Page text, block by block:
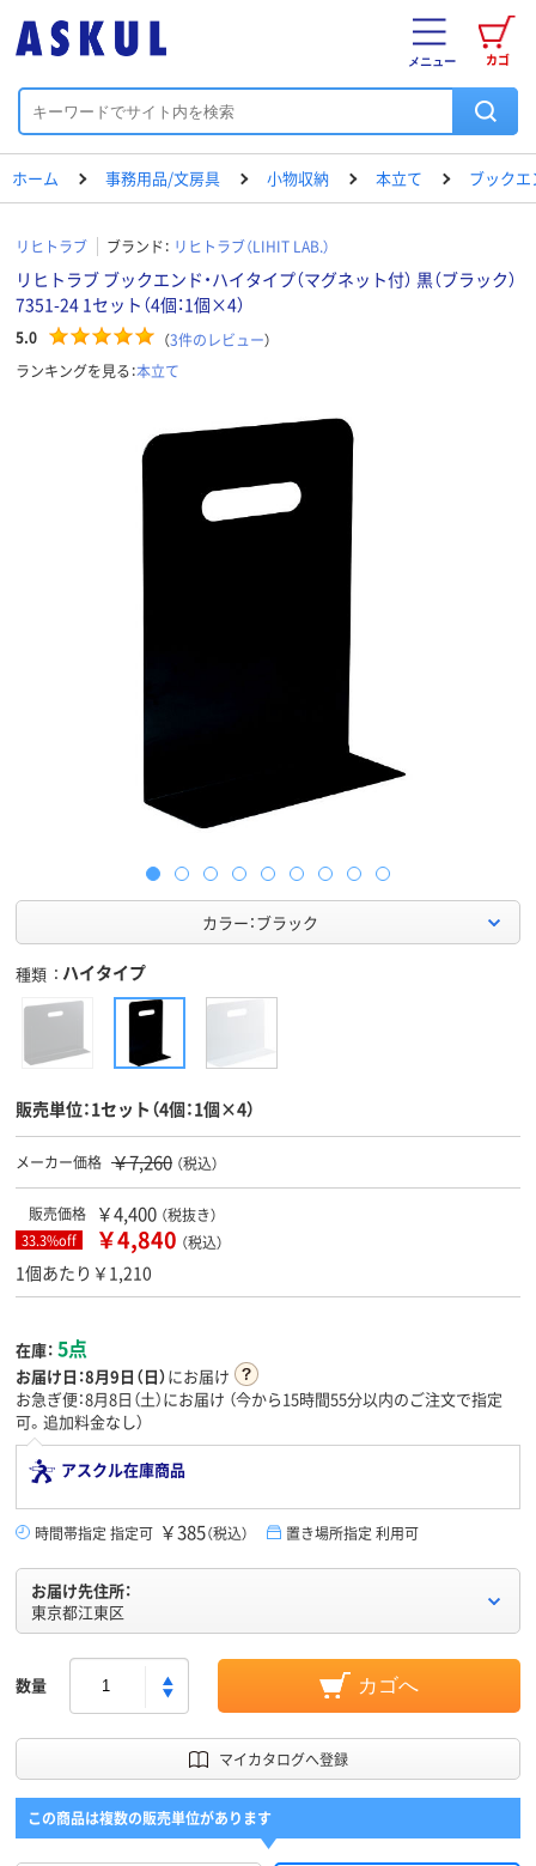
カゴ
メニュー
ホーム 事務用品/文房具 小物収納 本立て ブックエ
リヒトラブ ブランド： リヒトラブ（LIHIT LAB.）
リヒトラブ ブックエンド・ハイタイプ（マグネット付） 黒（ブラック）
7351-24 1セット（4個：1個×4）
5.0 （3件のレビュー）
ランキングを見る：本立て
カラー：ブラック
種類 ハイタイプ
販売単位：1セット（4個：1個×4）
メーカー価格 ￥7,260 （税込）
販売価格 ￥4,400 （税抜き）
33.3%off ￥4,840 （税込）
1個あたり￥1,210
在庫： 5点
お届け日：8月9日（日）にお届け
お急ぎ便：8月8日（土）にお届け （今から15時間55分以内のご注文で指定
可。追加料金なし）
アスクル在庫商品
時間帯指定 指定可 ￥385（税込） 置き場所指定 利用可
お届け先住所：
東京都江東区
数量 カゴへ
マイカタログへ登録
この商品は複数の販売単位があります